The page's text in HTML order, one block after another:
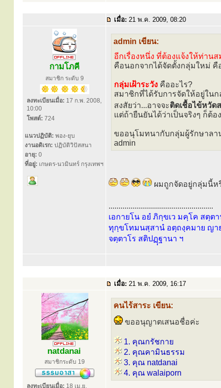
เมื่อ: 21 พ.ค. 2009, 08:20
กามโภคี
สมาชิก ระดับ 9
ลงทะเบียนเมื่อ: 17 ก.พ. 2008,
10:00
โพสต์: 724
แนวปฏิบัติ: พอง-ยุบ
งานอดิเรก: ปฏิบัติวิปัสสนา
อายุ: 0
ที่อยู่: เกษตร-นวมินทร์ กรุงเทพฯ
admin เขียน:
อีกเรื่องหนึ่ง ที่ต้องแจ้งให้ท่าน
คือนอกจากได้จัดตั้งกลุ่มใหม่
กลุ่มเฝ้าระวัง คืออะไร?
สมาชิกที่ได้รับการจัดให้อยู่ใน
สงสัยว่า...อาจจะติดเชื้อไข้หวัด
แต่ถ้ายืนยันได้ว่าเป็นจริงๆ ก็ต้
ขออนุโมทนากับกลุ่มผู้รักษาลา
admin
ผมถูกจัดอยู่กลุ่มนี้ห
.....................................................
เอกายโน อยํ ภิกฺขเว มคฺโค สตฺต
ทุกฺขโทมนสฺสานํ อตฺถงฺคมาย ญา
จตฺตาโร สติปฏฺฺฐานา ฯ
เมื่อ: 21 พ.ค. 2009, 16:17
natdanai
สมาชิกระดับ 19
ลงทะเบียนเมื่อ: 18 เม.ย.
คนไร้สาระ เขียน:
ขออนุญาตเสนอชื่อค่ะ
1. คุณกรัชกาย
2. คุณคามินธรรม
3. คุณ natdanai
4. คุณ walaiporn